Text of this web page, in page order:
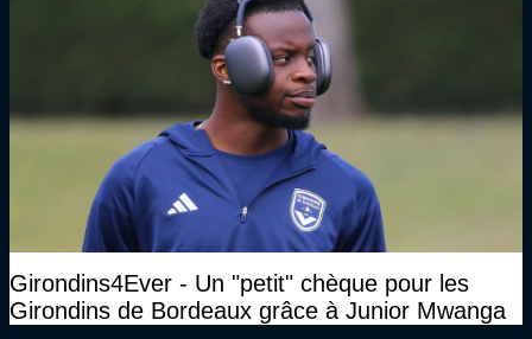
Girondins4Ever - Un "petit" chèque pour les
Girondins de Bordeaux grâce à Junior Mwanga